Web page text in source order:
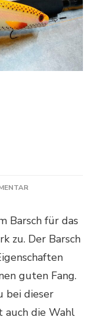
ZU
AT E
IN S
ÖDER F
ÜR B
Barsch für das
zu. Der Barsch
guten Fang.
bei dieser
die Wahl